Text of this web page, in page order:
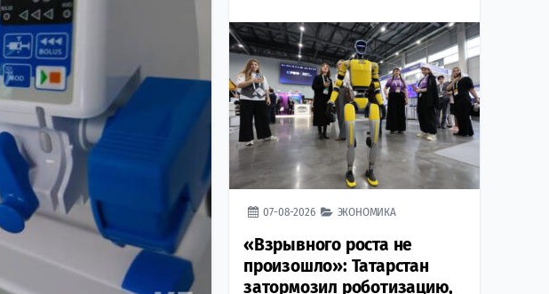
07-08-2026 ЭКОНОМИКА
«Взрывного роста не
произошло»: Татарстан
затормозил роботизацию,